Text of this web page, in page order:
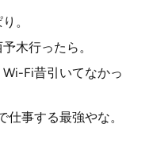
。
木行ったら。
Fi昔引いてなかっ
事する最強やな。